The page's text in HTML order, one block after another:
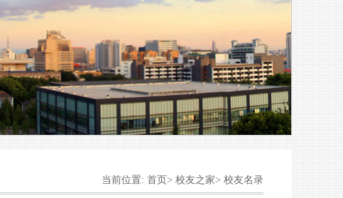
当前位置: 首页> 校友之家> 校友名录